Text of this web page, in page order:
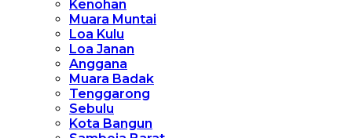
Kenohan
Muara Muntai
Loa Kulu
Loa Janan
Anggana
Muara Badak
Tenggarong
Sebulu
Kota Bangun